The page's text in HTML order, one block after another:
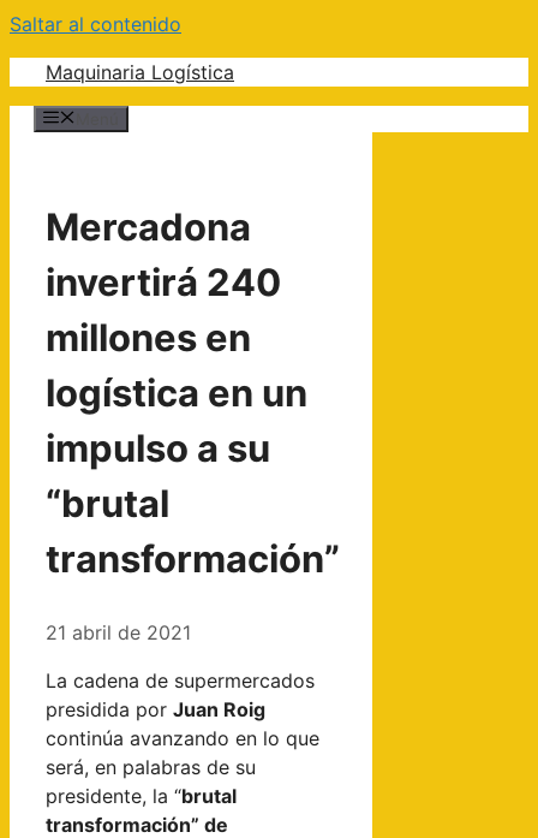
Saltar al contenido
Maquinaria Logística
Mercadona
invertirá 240
millones en
logística en un
impulso a su
“brutal
transformación”
21 abril de 2021
La cadena de supermercados
presidida por Juan Roig
continúa avanzando en lo que
será, en palabras de su
presidente, la “brutal
transformación” de